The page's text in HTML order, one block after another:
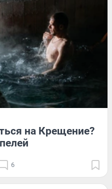
на Крещение?
6